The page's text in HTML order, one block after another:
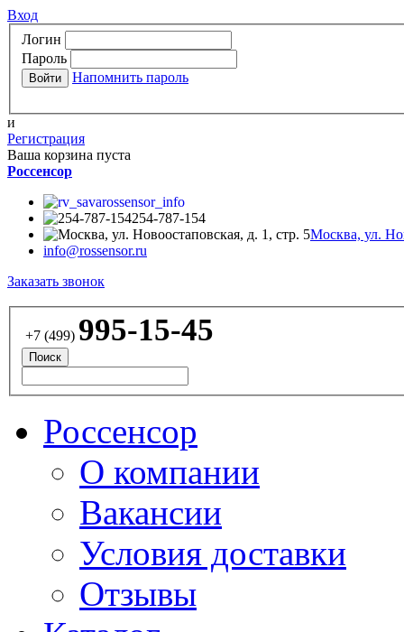
Вход
Логин
Пароль
Напомнить пароль
и
Регистрация
Ваша корзина пуста
Россенсор
rossensor_info
254-787-154
Москва, ул.
info@rossensor.ru
Заказать звонок
+7 (499) 995-15-45
Россенсор
О компании
Вакансии
Условия доставки
Отзывы